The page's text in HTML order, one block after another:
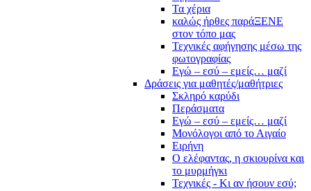
Τα χέρια
καλώς ήρθες παράΞΕΝΕ
στον τόπο μας
Τεχνικές αφήγησης μέσω της
φωτογραφίας
Εγώ – εσύ – εμείς… μαζί
Δράσεις για μαθητές/μαθήτριες
Σκληρό καρύδι
Περάσματα
Εγώ – εσύ – εμείς… μαζί
Μονόλογοι από το Αιγαίο
Ειρήνη
Ο ελέφαντας, η σκιουρίνα και
το μυρμήγκι
Τεχνικές - Κι αν ήσουν εσύ;